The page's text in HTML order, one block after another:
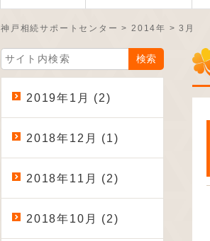
神戸相続サポートセンター >2014年 >3月
2019年1月 (2)
2018年12月 (1)
2018年11月 (2)
2018年10月 (2)